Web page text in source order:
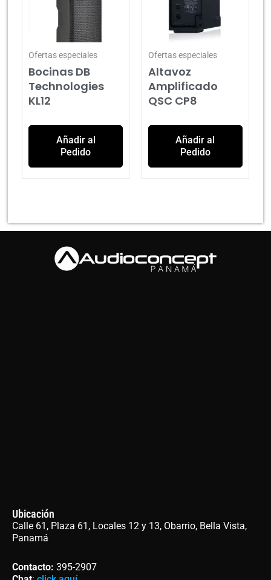
Ofertas especiales
Bocinas DB
Technologies
KL12
Añadir al
Pedido
Ofertas especiales
Altavoz
Amplificado
QSC CP8
Añadir al
Pedido
Ubicación
Calle 61, Plaza 61, Locales 12 y 13, Obarrio, Bella Vista,
Panamá
Contacto: 395-2907